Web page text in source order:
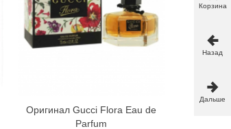
Быстрый просмотр
Оригинал Gucci Flora Eau de
Parfum
Корзина
Назад
Дальше